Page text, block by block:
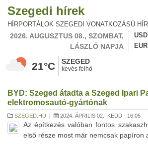
Szegedi hírek
HÍRPORTÁLOK SZEGEDI VONATKOZÁSÚ
2026. AUGUSZTUS 08., SZOMBAT,
LÁSZLÓ NAPJA
USD
EUR
21°C SZEGED
kevés felhő
BYD: Szeged átadta a Szeged Ipari
elektromosautó-gyártónak
SZEGED.HU | 2024. ÁPRILIS 02., KEDD - 16:05
Az építkezés valóban fontos
első része most már nemcsak papíron